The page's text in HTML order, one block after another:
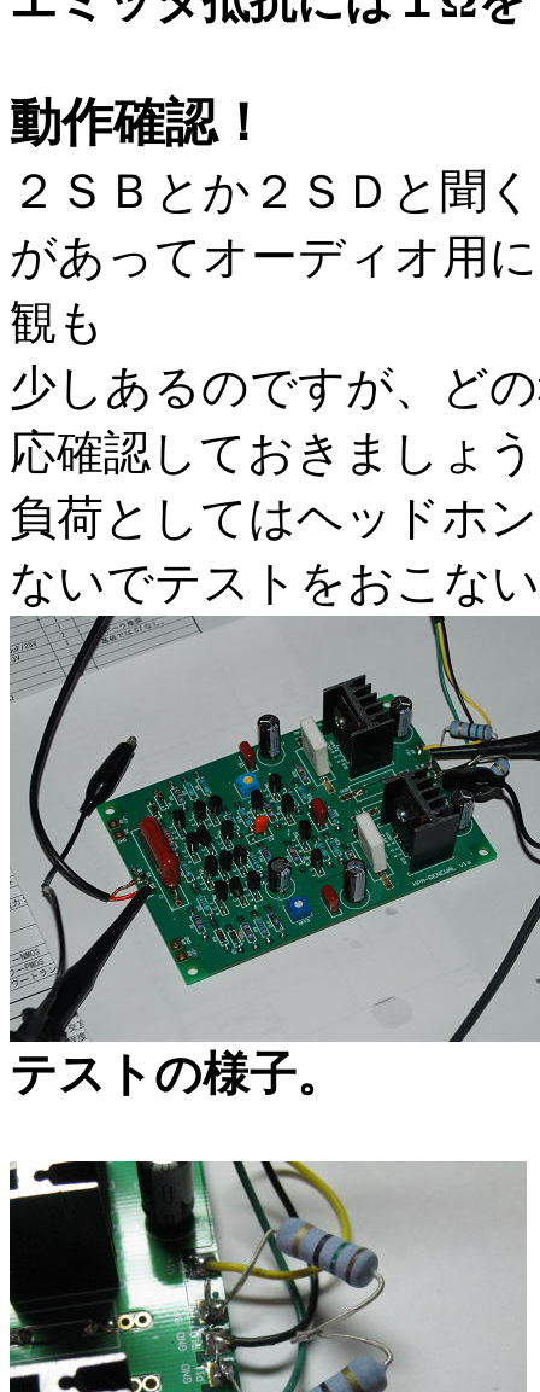
動作確認！
２ＳＢ とか２ＳＤと聞
があってオーディオ用
観も
少しあるのですが、ど
応確認しておきましょ
負荷としてはヘッドホ
ないでテストをおこな
テストの様子。